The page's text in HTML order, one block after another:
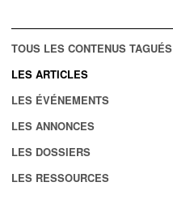
TOUS LES CONTENUS TAGUÉS
LES ARTICLES
LES ÉVÉNEMENTS
LES ANNONCES
LES DOSSIERS
LES RESSOURCES